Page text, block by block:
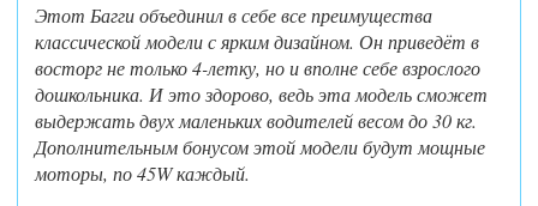
Этот Багги объединил в себе все преимущества
классической модели с ярким дизайном. Он приведёт в
восторг не только 4-летку, но и вполне себе взрослого
дошкольника. И это здорово, ведь эта модель сможет
выдержать двух маленьких водителей весом до 30 кг.
Дополнительным бонусом этой модели будут мощные
моторы, по 45W каждый.